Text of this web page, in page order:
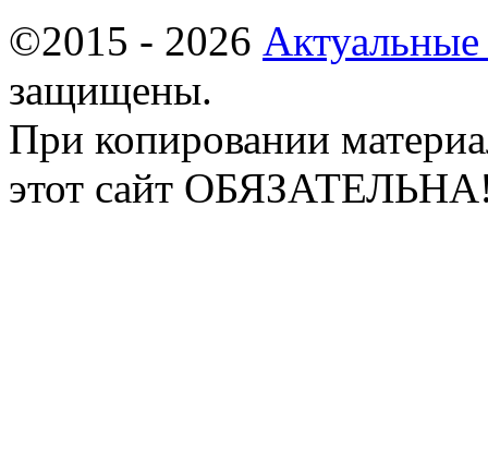
©2015 - 2026
защищены.
При копировании
этот сайт